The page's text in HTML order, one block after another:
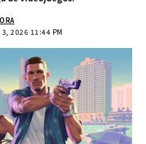
3, 2026 11:44 PM